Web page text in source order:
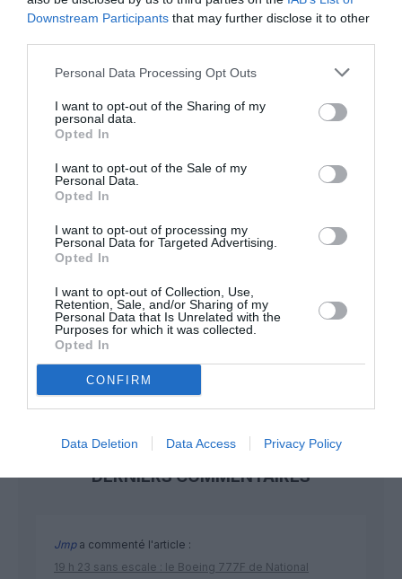
Downstream Participants that may further disclose it to other
Personal Data Processing Opt Outs
I want to opt-out of the Sharing of my
personal data.
Opted In
I want to opt-out of the Sale of my
Personal Data.
Opted In
I want to opt-out of processing my
Personal Data for Targeted Advertising.
Opted In
I want to opt-out of Collection, Use,
Retention, Sale, and/or Sharing of my
Personal Data that Is Unrelated with the
Purposes for which it was collected.
Opted In
CONFIRM
Data Deletion Data Access Privacy Policy
FAIRE UN DON
Soutenez Air Journal participez
à son
NOUS SOUTENIR
DERNIERS COMMENTAIRES
Jmpa commenté l'article :
19 h 23 sans escale : le Boeing 777F de National